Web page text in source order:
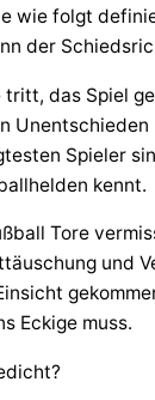
wie folgt
der
tritt, das Spiel
Unentschieden
Spieler
kennt.
Tore
und
Eckige muss.